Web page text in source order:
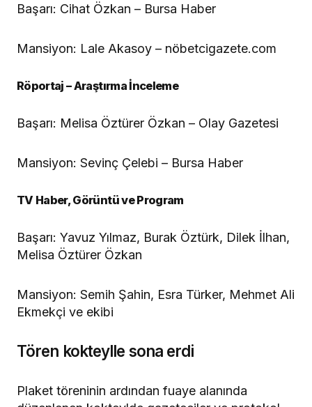
Başarı: Cihat Özkan – Bursa Haber
Mansiyon: Lale Akasoy – nöbetcigazete.com
Röportaj – Araştırma İnceleme
Başarı: Melisa Öztürer Özkan – Olay Gazetesi
Mansiyon: Sevinç Çelebi – Bursa Haber
TV Haber, Görüntü ve Program
Başarı: Yavuz Yılmaz, Burak Öztürk, Dilek İlhan,
Melisa Öztürer Özkan
Mansiyon: Semih Şahin, Esra Türker, Mehmet Ali
Ekmekçi ve ekibi
Tören kokteylle sona erdi
Plaket töreninin ardından fuaye alanında